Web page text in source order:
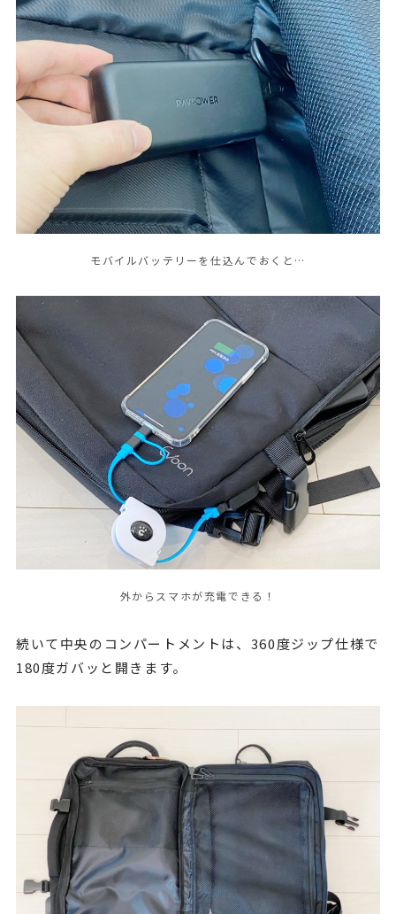
モバイルバッテリーを仕込んでおくと…
外からスマホが充電できる！
続いて中央のコンパートメントは、360度ジップ仕様で
180度ガバッと開きます。